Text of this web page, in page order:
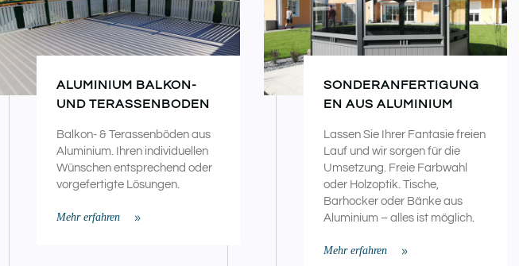
ALUMINIUM BALKON-
UND TERASSENBODEN
Balkon- & Terassenböden aus
Aluminium. Ihren individuellen
Wünschen entsprechend oder
vorgefertigte Lösungen.
Mehr erfahren
SONDERANFERTIGUNG
EN AUS ALUMINIUM
Lassen Sie Ihrer Fantasie freien
Lauf und wir sorgen für die
Umsetzung. Freie Farbwahl
oder Holzoptik. Tische,
Barhocker oder Bänke aus
Aluminium – alles ist möglich.
Mehr erfahren